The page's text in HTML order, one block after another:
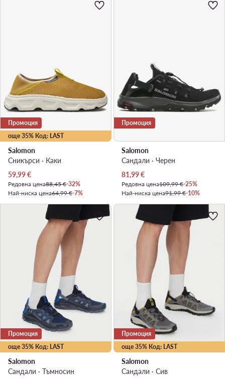
още 35% Код: LAST
Промоция
Salomon
Сникърси · Каки
Актуална цена
59,99€
Редовна цена88,45 €-32%
Най-ниска цена64,99 €-7%
Промоция
Salomon
Сандали · Черен
Актуална цена
81,99€
Редовна цена109,99 €-25%
Най-ниска цена91,99 €-10%
още 35% Код: LAST
Промоция
Salomon
Сандали · Тъмносин
още 35% Код: LAST
Промоция
Salomon
Сандали · Сив